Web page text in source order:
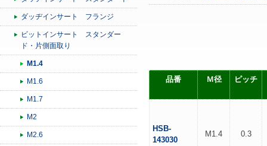
ダッヂインサート フランジ
ビットインサート スタンダー
ド・片側面取り
M1.4
M1.6
M1.7
M2
M2.6
品番 Ｍ径 ピッチ
HSB-
143030
M1.4 0.3